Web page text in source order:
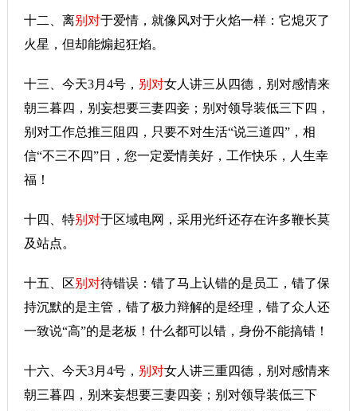
十二、离别对于爱情，就像风对于火焰一样：它熄灭了
火星，但却能煽起狂焰。
十三、今天3月4号， 别对女人讲三从四德，别对感情来
朝三暮四，别妄想要三妻四妾；别对领导装低三下四，
别对工作总推三阻四，只要不对生活“说三道四”，相
信“不三不四”日，您一定爱情美好，工作快乐，人生幸
福！
十四、特别对于区域电网，采用光纤还存在许多鞭长莫
及站点。
十五、区别对待错误：错了马上认错的是员工，错了保
持沉默的是主管，错了极力辩解的是经理，错了众人还
一致说“高”的是老板！什么都可以错，身份不能搞错！
十六、今天3月4号， 别对女人讲三重四德，别对感情来
朝三暮四，别来妄想要三妻四妾；别对领导装低三下